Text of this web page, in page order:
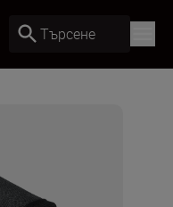
Търсене